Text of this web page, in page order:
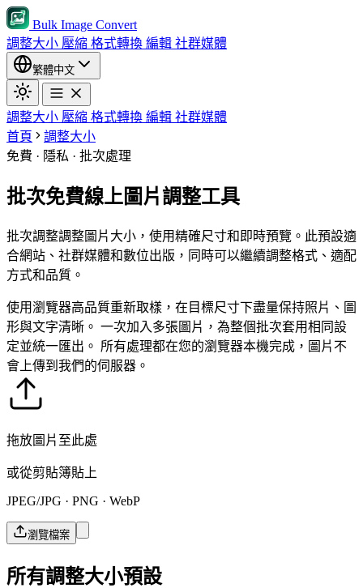
Bulk Image Convert
調整大小 壓縮 格式轉換 編輯 社群媒體
繁體中文
調整大小 壓縮 格式轉換 編輯 社群媒體
首頁
調整大小
免費 · 隱私 · 批次處理
批次免費線上圖片調整工具
批次調整調整圖片大小，使用精確尺寸和即時預覽。此預設適
合網站、社群媒體和數位出版，同時可以繼續調整格式、適配
方式和品質。
使用瀏覽器高品質重新取樣，在目標尺寸下盡量保持照片、圖
形與文字清晰。 一次加入多張圖片，為整個批次套用相同設
定並統一匯出。 所有處理都在您的瀏覽器本機完成，圖片不
會上傳到我們的伺服器。
拖放圖片至此處
或從剪貼簿貼上
JPEG/JPG · PNG · WebP
瀏覽檔案
所有調整大小預設